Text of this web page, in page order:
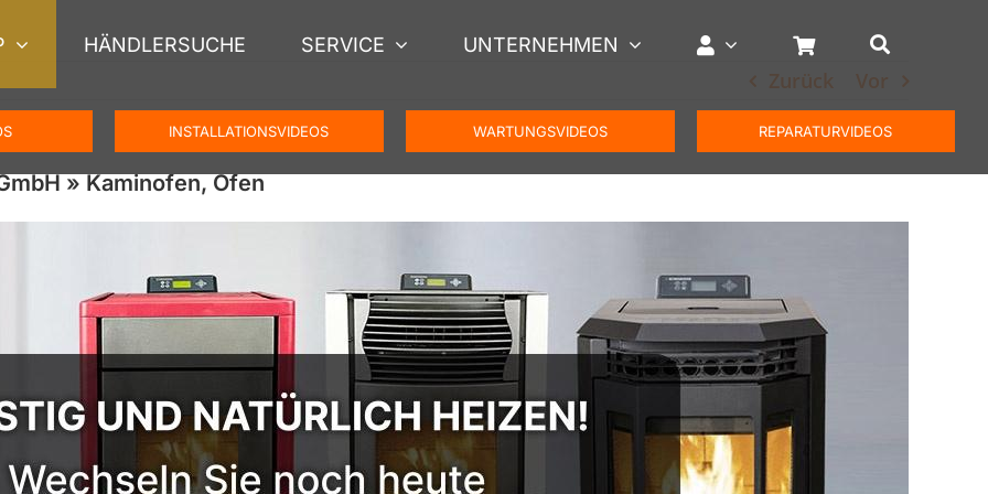
HÄNDLERSUCHE SERVICE UNTERNEHMEN
INSTALLATIONSVIDEOS WARTUNGSVIDEOS REPARATURVIDEOS
Zurück Vor
» Kaminofen, Ofen